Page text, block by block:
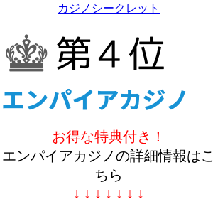
カジノシークレット
お得な特典付き！
エンパイアカジノの詳細情報はこ
ちら
↓ ↓ ↓ ↓ ↓ ↓ ↓